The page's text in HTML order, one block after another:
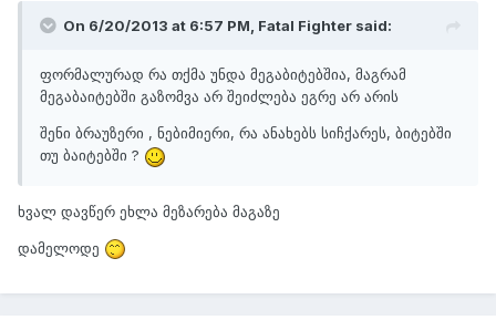
On 6/20/2013 at 6:57 PM, Fatal Fighter said:
ფორმალურად რა თქმა უნდა მეგაბიტებშია, მაგრამ
მეგაბაიტებში გაზომვა არ შეიძლება ეგრე არ არის
შენი ბრაუზერი , ნებიმიერი, რა ანახებს სიჩქარეს, ბიტებში
თუ ბაიტებში ?
ხვალ დავწერ ეხლა მეზარება მაგაზე
დამელოდე